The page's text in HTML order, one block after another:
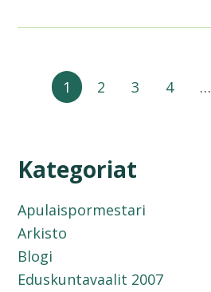
1 2 3 4 …
Kategoriat
Apulaispormestari
Arkisto
Blogi
Eduskuntavaalit 2007